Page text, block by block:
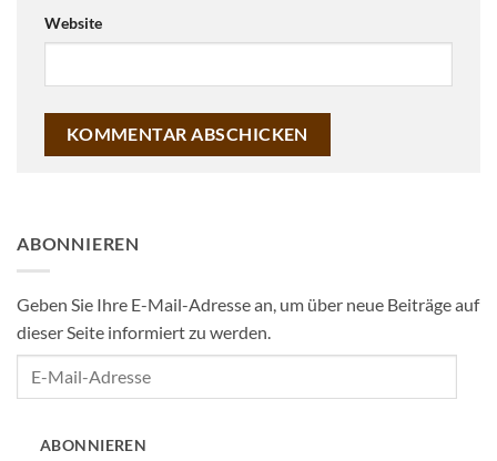
Website
ABONNIEREN
Geben Sie Ihre E-Mail-Adresse an, um über neue Beiträge auf
dieser Seite informiert zu werden.
ABONNIEREN